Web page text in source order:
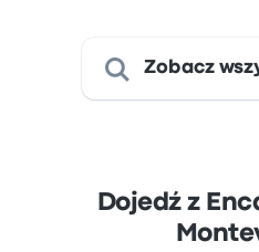
Zobacz
Dojedź z